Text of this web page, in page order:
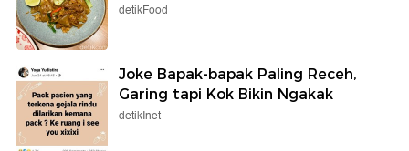
detikFood
Joke Bapak-bapak Paling Receh,
Garing tapi Kok Bikin Ngakak
detikInet